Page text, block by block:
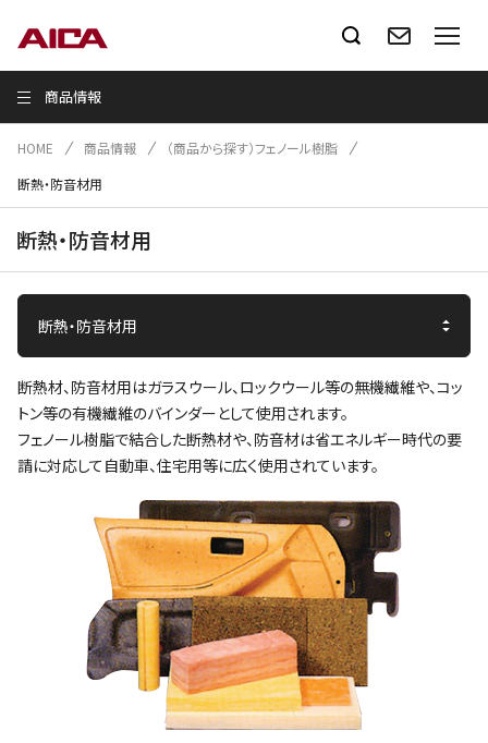
商品情報
HOME 商品情報
（商品から探す）フェノール樹脂
断熱・防音材用
断熱・防音材用
断熱材、防音材用はガラスウール、ロックウール等の無機繊維や、コッ
トン等の有機繊維のバインダーとして使用されます。
フェノール樹脂で結合した断熱材や、防音材は省エネルギー時代の要
請に対応して自動車、住宅用等に広く使用されています。